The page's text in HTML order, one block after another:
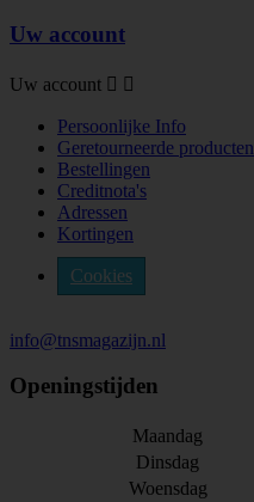
Uw account
Uw account  
Persoonlijke Info
Geretourneerde producten
Bestellingen
Creditnota's
Adressen
Kortingen
Cookies
info@tnsmagazijn.nl
Openingstijden
Maandag
Dinsdag
Woensdag